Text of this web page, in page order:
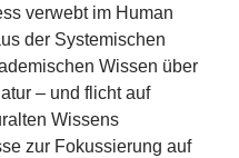
verwebt im Human
der Systemischen
Wissen über
– und flicht auf
Wissens
zur Fokussierung auf